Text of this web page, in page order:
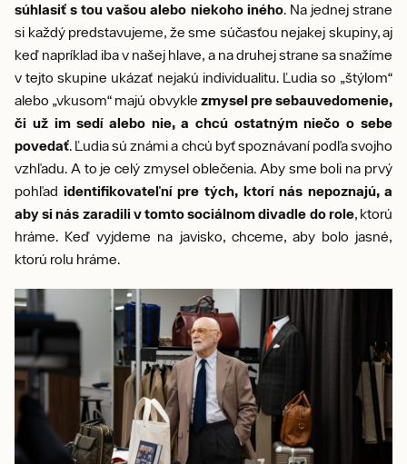
súhlasiť s tou vašou alebo niekoho iného. Na jednej strane
si každý predstavujeme, že sme súčasťou nejakej skupiny, aj
keď napríklad iba v našej hlave, a na druhej strane sa snažíme
v tejto skupine ukázať nejakú individualitu. Ľudia so „štýlom“
alebo „vkusom“ majú obvykle zmysel pre sebauvedomenie,
či už im sedí alebo nie, a chcú ostatným niečo o sebe
povedať. Ľudia sú známi a chcú byť spoznávaní podľa svojho
vzhľadu. A to je celý zmysel oblečenia. Aby sme boli na prvý
pohľadidentifikovateľní pre tých, ktorí nás nepoznajú, a
aby si nás zaradili v tomto sociálnom divadle do role, ktorú
hráme. Keď vyjdeme na javisko, chceme, aby bolo jasné,
ktorú rolu hráme.